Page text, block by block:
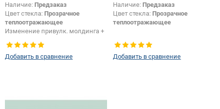
Наличие: Предзаказ
Цвет стекла: Прозрачное
теплоотражающее
Изменение привулк. молдинга +
Добавить в сравнение
Наличие: Предзаказ
Цвет стекла: Прозрачное
теплоотражающее
Добавить в сравнение